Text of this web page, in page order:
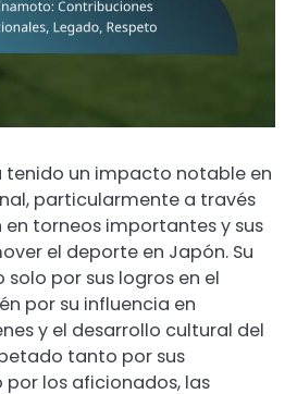
tenido un impacto notable en
particularmente a través
torneos importantes y sus
el deporte en Japón. Su
por sus logros en el
por su influencia en
y el desarrollo cultural del
tanto por sus
los aficionados, las